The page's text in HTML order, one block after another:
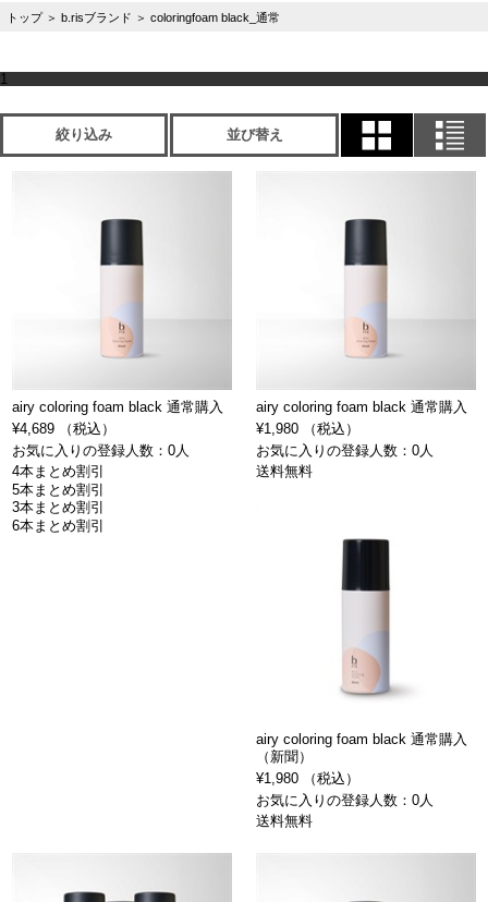
トップ ＞ b.risブランド ＞ coloringfoam black_通常
1
絞り込み 並び替え
airy coloring foam black 通常購入
¥4,689 （税込）
お気に入りの登録人数：0人
4本まとめ割引
5本まとめ割引
3本まとめ割引
6本まとめ割引
airy coloring foam black 通常購入
¥1,980 （税込）
お気に入りの登録人数：0人
送料無料
airy coloring foam black 通常購入
（新聞）
¥1,980 （税込）
お気に入りの登録人数：0人
送料無料